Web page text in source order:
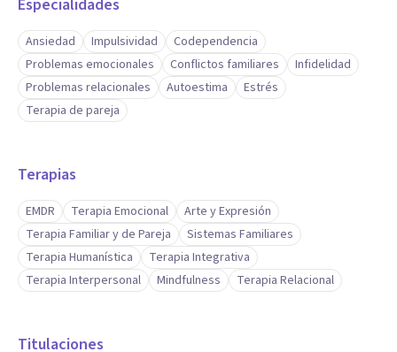
Especialidades
Ansiedad Impulsividad
Codependencia
Problemas emocionales
Conflictos familiares
Infidelidad
Problemas relacionales
Autoestima
Estrés
Terapia de pareja
Terapias
EMDR Terapia Emocional
Arte y Expresión
Terapia Familiar y de Pareja
Sistemas Familiares
Terapia Humanística
Terapia Integrativa
Terapia Interpersonal
Mindfulness Terapia Relacional
Titulaciones